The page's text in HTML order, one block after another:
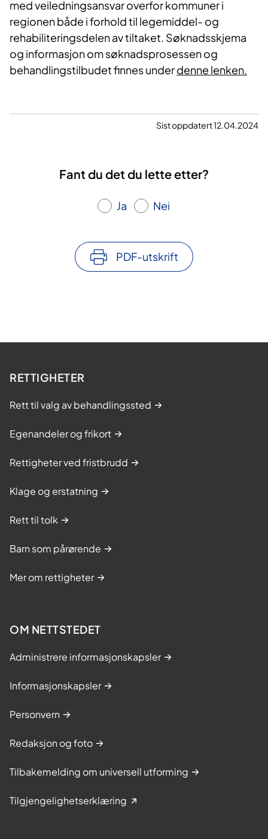
med veiledningsansvar overfor kommuner i
regionen både i forhold til legemiddel- og
rehabiliteringsdelen av tiltaket. Søknadsskjema
og informasjon om søknadsprosessen og
behandlingstilbudet finnes underdenne lenken.
Sist oppdatert 12.04.2024
Fant du det du lette etter?
Ja Nei
PDF-utskrift
RETTIGHETER
Rett til valg av behandlingssted
Egenandeler og frikort
Rettigheter ved fristbrudd
Klage og erstatning
Rett til tolk
Barn som pårørende
Mer om rettigheter
OM NETTSTEDET
Administrere informasjonskapsler
Informasjonskapsler
Personvern
Redaksjon og foto
Tilbakemelding om universell utforming
Tilgjengelighetserklæring